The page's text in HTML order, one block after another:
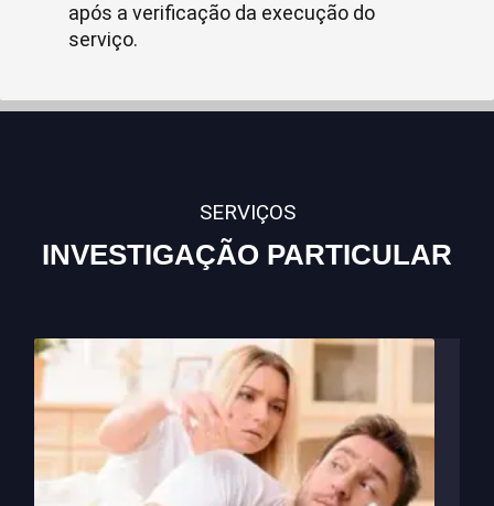
após a verificação da execução do
serviço.
SERVIÇOS
INVESTIGAÇÃO PARTICULAR